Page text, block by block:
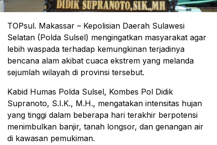
TOPsul. Makassar – Kepolisian Daerah Sulawesi
Selatan (Polda Sulsel) mengingatkan masyarakat agar
lebih waspada terhadap kemungkinan terjadinya
bencana alam akibat cuaca ekstrem yang melanda
sejumlah wilayah di provinsi tersebut.
Kabid Humas Polda Sulsel, Kombes Pol Didik
Supranoto, S.I.K., M.H., mengatakan intensitas hujan
yang tinggi dalam beberapa hari terakhir berpotensi
menimbulkan banjir, tanah longsor, dan genangan air
di kawasan pemukiman.